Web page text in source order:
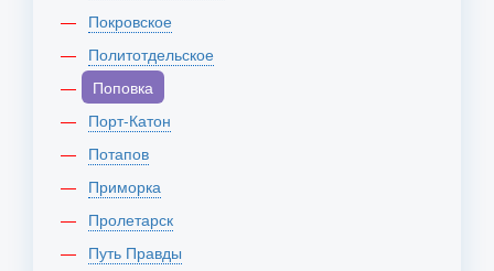
Покровское
Политотдельское
Поповка
Порт-Катон
Потапов
Приморка
Пролетарск
Путь Правды